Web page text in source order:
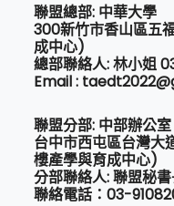
聯盟總部: 中華大學
300新竹市香山區五
成中心)
總部聯絡人: 林小姐
Email :
聯盟分部: 中部辦公室
台中市西屯區台灣大
樓產學與育成中心)
分部聯絡人: 聯盟秘
聯絡電話：03-